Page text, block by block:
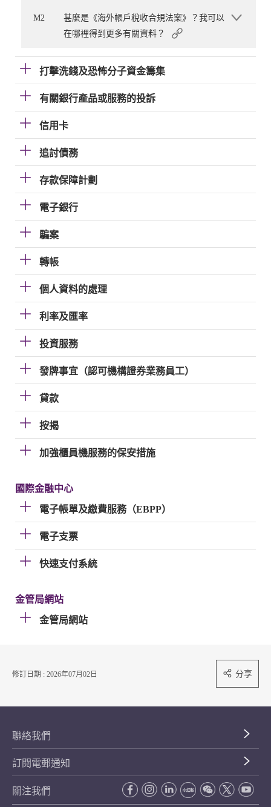
M2
甚麼是《海外帳戶稅收合規法案》？我可以
在哪裡得到更多有關資料？
打擊洗錢及恐怖分子資金籌集
有關銀行產品或服務的投訴
信用卡
追討債務
存款保障計劃
電子銀行
騙案
轉帳
個人資料的處理
利率及匯率
投資服務
發牌事宜（認可機構證券業務員工）
貸款
按揭
加強櫃員機服務的保安措施
國際金融中心
電子帳單及繳費服務（EBPP）
電子支票
快速支付系統
金管局網站
金管局網站
修訂日期 : 2026年07月02日 分享
聯絡我們
訂閱電郵通知
關注我們